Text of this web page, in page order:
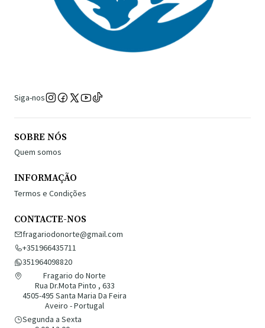
Siga-nos
SOBRE NÓS
Quem somos
INFORMAÇÃO
Termos e Condições
CONTACTE-NOS
fragariodonorte@gmail.com
+351966435711
351964098820
Fragario do Norte
Rua Dr.Mota Pinto , 633
4505-495 Santa Maria Da Feira
Aveiro - Portugal
Segunda a Sexta